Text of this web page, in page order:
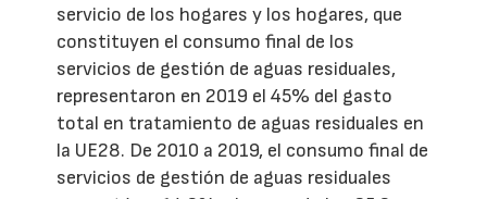
servicio de los hogares y los hogares, que
constituyen el consumo final de los
servicios de gestión de aguas residuales,
representaron en 2019 el 45% del gasto
total en tratamiento de aguas residuales en
la UE28. De 2010 a 2019, el consumo final de
servicios de gestión de aguas residuales